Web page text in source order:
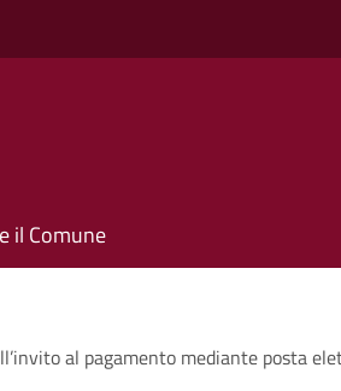
il Comune
al pagamento mediante posta